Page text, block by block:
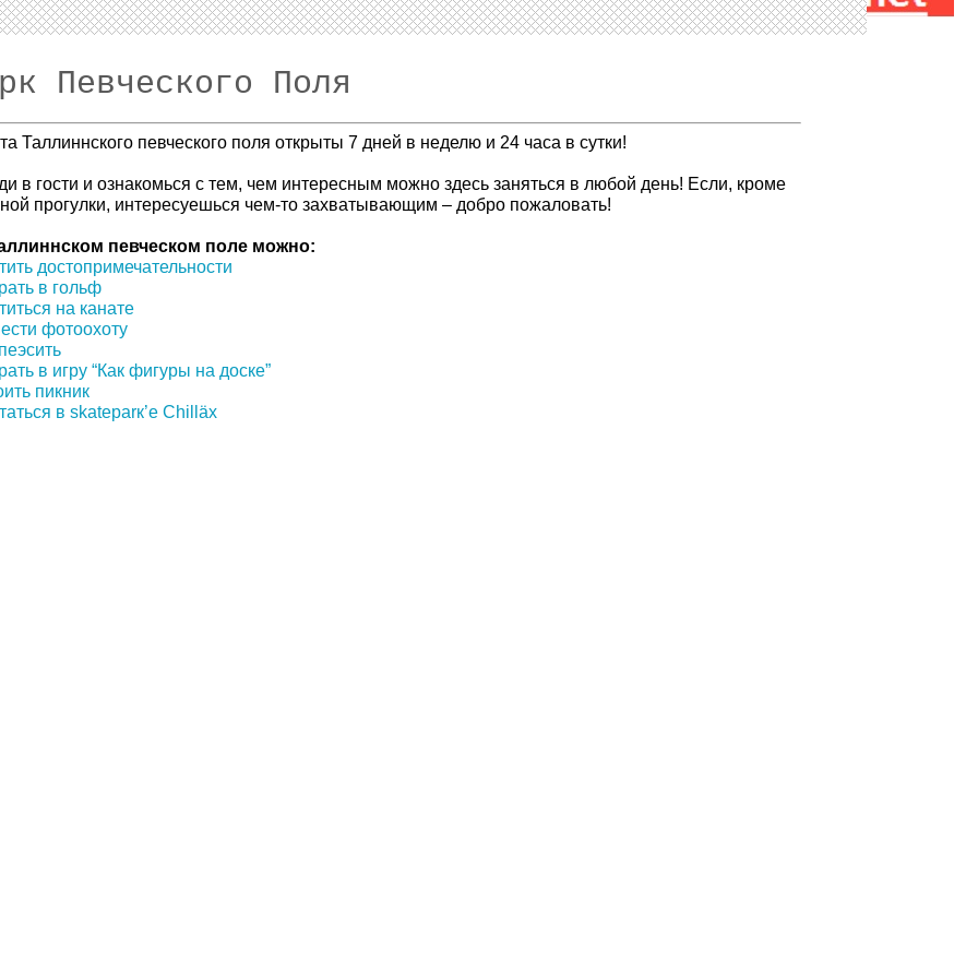
Певческого Поля
Таллиннского певческого поля открыты 7 дней в неделю и 24 часа в сутки!
в гости и ознакомься с тем, чем интересным можно здесь заняться в любой день! Если, кроме
прогулки, интересуешься чем-то захватывающим – добро пожаловать!
певческом поле можно:
достопримечательности
в гольф
на канате
фотоохоту
в игру “Как фигуры на доске”
пикник
в skateparк’е Chilläx